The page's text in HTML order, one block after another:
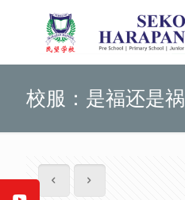
校服：是福还是祸